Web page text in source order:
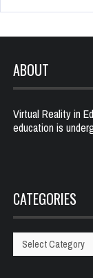
ABOUT
Virtual Reality in
education is
CATEGORIES
Categories